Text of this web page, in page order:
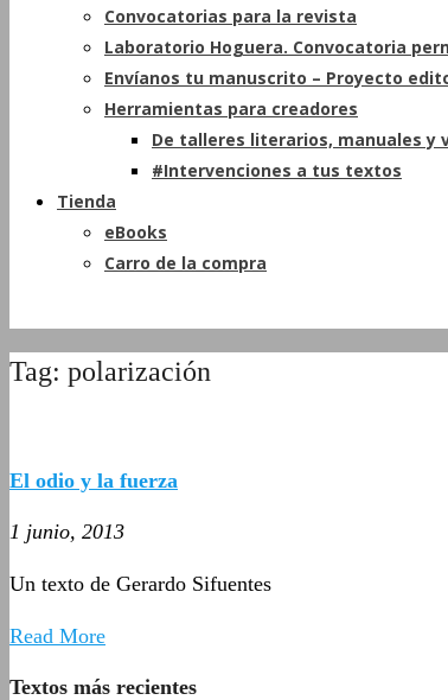
Convocatorias para la revista
Laboratorio Hoguera. Convocatoria
Envíanos tu manuscrito – Proyecto
Herramientas para creadores
De talleres literarios, manuales y
#Intervenciones a tus textos
Tienda
eBooks
Carro de la compra
Tag: polarización
El odio y la fuerza
1 junio, 2013
Un texto de Gerardo Sifuentes
Read More
Textos más recientes